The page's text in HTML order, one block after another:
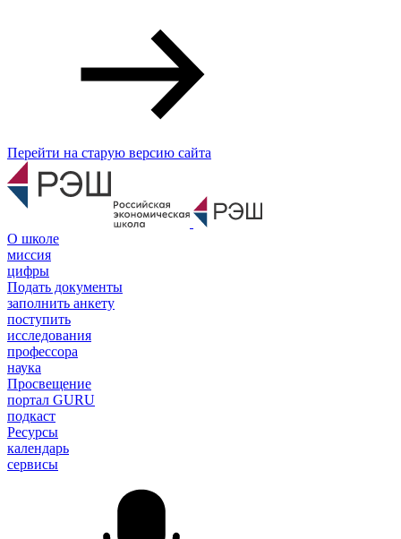
Перейти на старую версию сайта
О школе
миссия
цифры
Подать документы
заполнить анкету
поступить
исследования
профессора
наука
Просвещение
портал GURU
подкаст
Ресурсы
календарь
сервисы